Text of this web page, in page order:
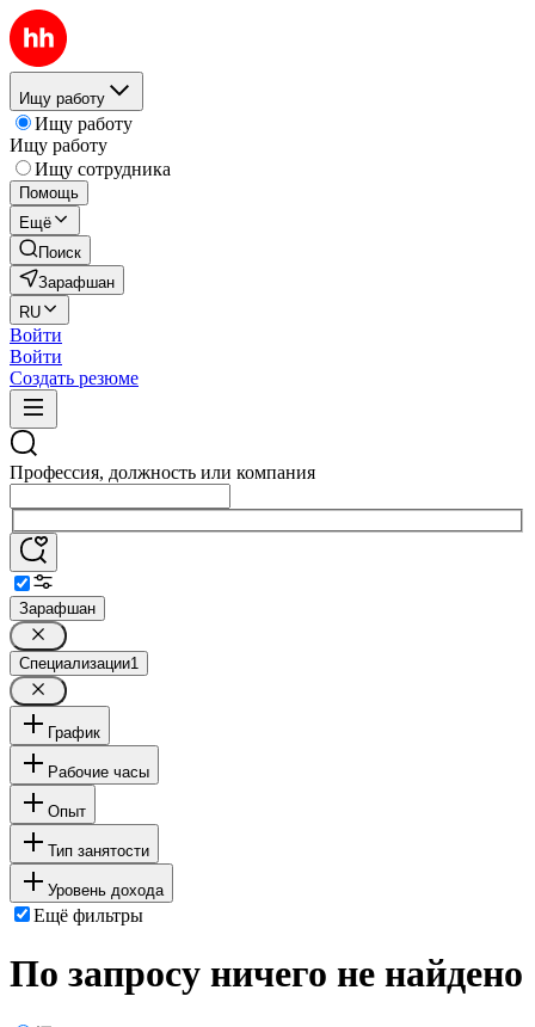
Ищу работу
Ищу работу
Ищу работу
Ищу сотрудника
Помощь
Ещё
Поиск
Зарафшан
RU
Войти
Войти
Создать резюме
Профессия, должность или компания
Зарафшан
Специализации1
График
Рабочие часы
Опыт
Тип занятости
Уровень дохода
Ещё фильтры
По запросу ничего не найдено